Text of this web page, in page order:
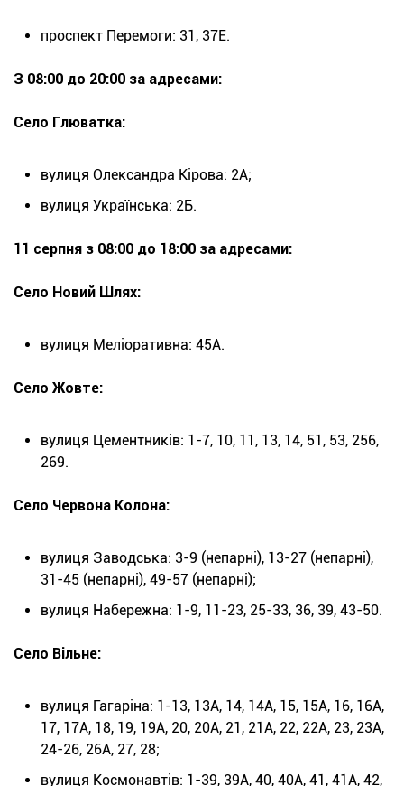
проспект Перемоги: 31, 37Е.
З 08:00 до 20:00 за адресами:
Село Глюватка:
вулиця Олександра Кірова: 2А;
вулиця Українська: 2Б.
11 серпня з 08:00 до 18:00 за адресами:
Село Новий Шлях:
вулиця Меліоративна: 45А.
Село Жовте:
вулиця Цементників: 1-7, 10, 11, 13, 14, 51, 53, 256,
269.
Село Червона Колона:
вулиця Заводська: 3-9 (непарні), 13-27 (непарні),
31-45 (непарні), 49-57 (непарні);
вулиця Набережна: 1-9, 11-23, 25-33, 36, 39, 43-50.
Село Вільне:
вулиця Гагаріна: 1-13, 13А, 14, 14А, 15, 15А, 16, 16А,
17, 17А, 18, 19, 19А, 20, 20А, 21, 21А, 22, 22А, 23, 23А,
24-26, 26А, 27, 28;
вулиця Космонавтів: 1-39, 39А, 40, 40А, 41, 41А, 42,